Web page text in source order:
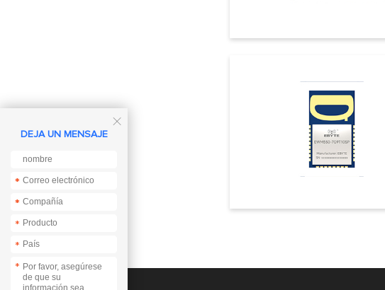

DEJA UN MENSAJE
*
*
*
*
*
*
*